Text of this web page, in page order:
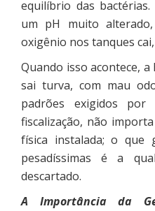
equilíbrio das
um pH muito
oxigênio nos tanques
Quando isso acontece,
sai turva, com mau
padrões exigidos
fiscalização, não
física instalada; o que
pesadíssimas é a
descartado.
A Importância da